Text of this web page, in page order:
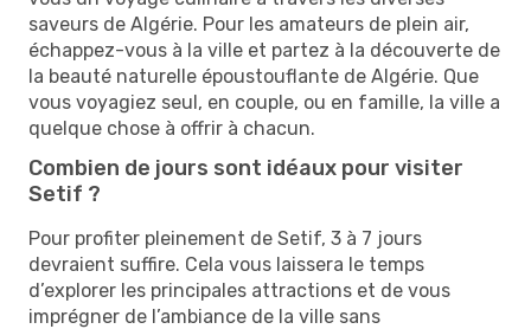
saveurs de Algérie. Pour les amateurs de plein air,
échappez-vous à la ville et partez à la découverte de
la beauté naturelle époustouflante de Algérie. Que
vous voyagiez seul, en couple, ou en famille, la ville a
quelque chose à offrir à chacun.
Combien de jours sont idéaux pour visiter
Setif ?
Pour profiter pleinement de Setif, 3 à 7 jours
devraient suffire. Cela vous laissera le temps
d’explorer les principales attractions et de vous
imprégner de l’ambiance de la ville sans